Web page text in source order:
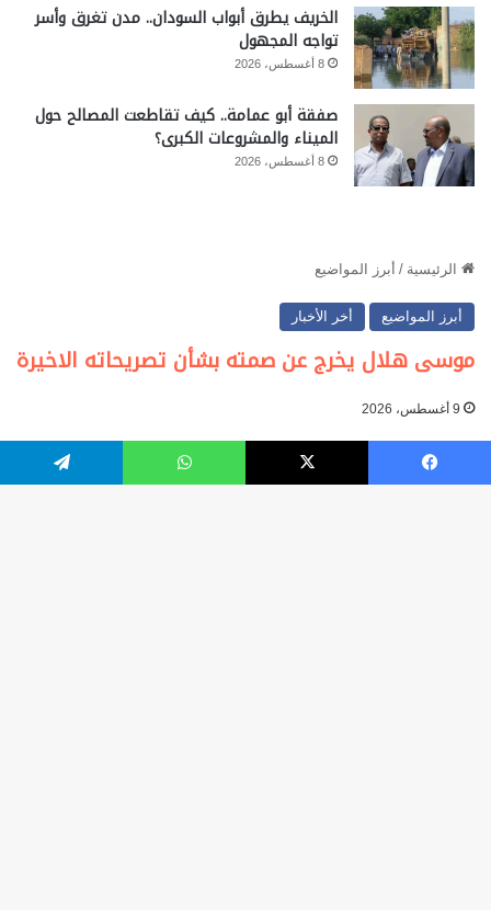
الخريف يطرق أبواب السودان.. مدن تغرق وأسر
تواجه المجهول
8 أغسطس، 2026
صفقة أبو عمامة.. كيف تقاطعت المصالح حول
الميناء والمشروعات الكبرى؟
8 أغسطس، 2026
فيسبوك ‫X واتساب تيلقرام